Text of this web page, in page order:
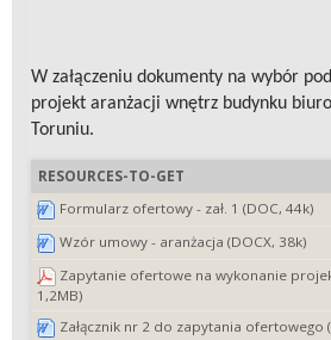
W załączeniu dokumenty na wybór
projekt aranżacji wnętrz budynku
Toruniu.
RESOURCES-TO-GET
Formularz ofertowy - zał. 1 (DOC, 44k)
Wzór umowy - aranżacja (DOCX, 38k)
Zapytanie ofertowe na wykonanie
1,2MB)
Załącznik nr 2 do zapytania ofertowego